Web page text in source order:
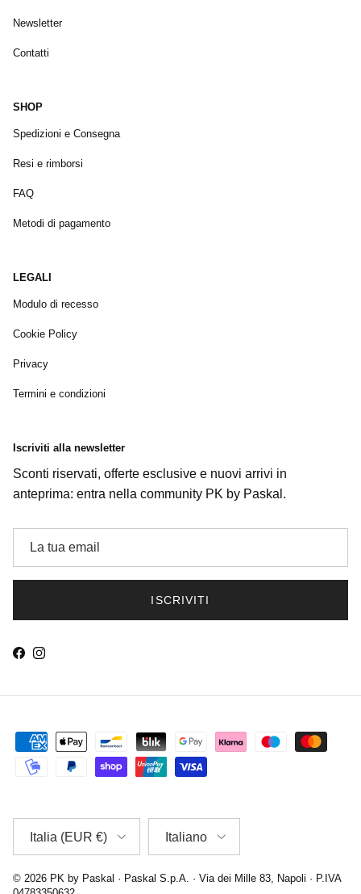
Newsletter
Contatti
SHOP
Spedizioni e Consegna
Resi e rimborsi
FAQ
Metodi di pagamento
LEGALI
Modulo di recesso
Cookie Policy
Privacy
Termini e condizioni
Iscriviti alla newsletter
Sconti riservati, offerte esclusive e nuovi arrivi in
anteprima: entra nella community PK by Paskal.
ISCRIVITI
Facebook
Instagram
Italia (EUR €) Italiano
© 2026 PK by Paskal · Paskal S.p.A. · Via dei Mille 83, Napoli · P.IVA
Sconti riservati, offerte esclusive e nuovi arrivi in anteprima. Non
valido sugli articoli già scontati e su quelli contrassegnati con ★
ISCRIVITI
Facebook
Instagram